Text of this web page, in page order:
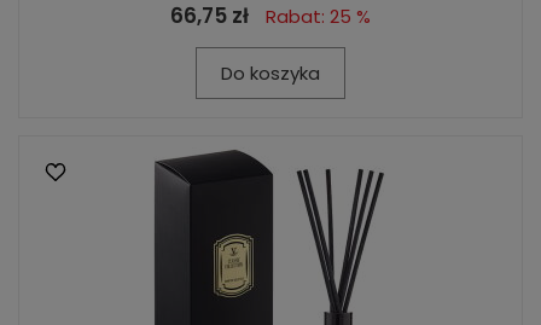
66,75 zł Rabat: 25 %
Do koszyka